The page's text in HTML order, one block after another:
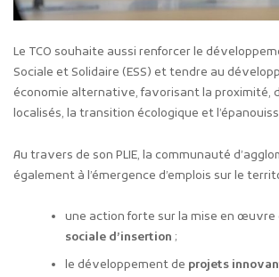
Le TCO souhaite aussi renforcer le
Sociale et Solidaire (ESS) et tendre au
économie alternative, favorisant la proximité,
localisés, la transition écologique et
Au travers de son PLIE, la communauté
également à l’émergence d’emplois sur le
une action forte sur la mise en œuvre
sociale d’insertion;
le développement de projets